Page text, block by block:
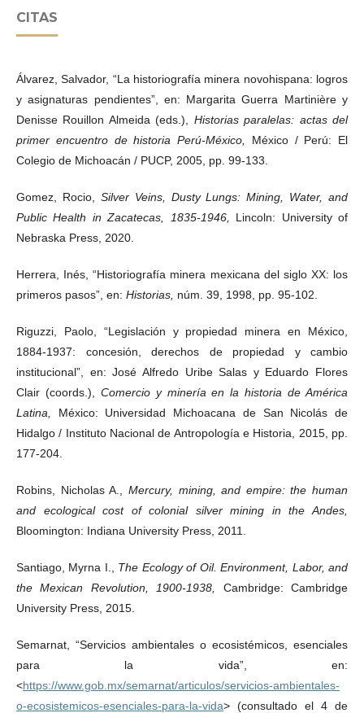
CITAS
Álvarez, Salvador, “La historiografía minera novohispana: logros
y asignaturas pendientes”, en: Margarita Guerra Martinière y
Denisse Rouillon Almeida (eds.), Historias paralelas: actas del
primer encuentro de historia Perú-México, México / Perú: El
Colegio de Michoacán / PUCP, 2005, pp. 99-133.
Gomez, Rocio, Silver Veins, Dusty Lungs: Mining, Water, and
Public Health in Zacatecas, 1835-1946,
Lincoln: University of
Nebraska Press, 2020.
Herrera, Inés, “Historiografía minera mexicana del siglo XX: los
primeros pasos”, en: Historias, núm. 39, 1998, pp. 95-102.
Riguzzi, Paolo, “Legislación y propiedad minera en México,
1884-1937: concesión, derechos de propiedad y cambio
institucional”, en: José Alfredo Uribe Salas y Eduardo Flores
Clair (coords.), Comercio y minería en la historia de América
Latina, México: Universidad Michoacana de San Nicolás de
Hidalgo / Instituto Nacional de Antropología e Historia, 2015, pp.
177-204.
Robins, Nicholas A., Mercury, mining, and empire: the human
and ecological cost of colonial silver mining in the Andes,
Bloomington: Indiana University Press, 2011.
Santiago, Myrna I., The Ecology of Oil. Environment, Labor, and
the Mexican Revolution, 1900-1938, Cambridge: Cambridge
University Press, 2015.
Semarnat, “Servicios ambientales o ecosistémicos, esenciales
para la vida”, en:
<https://www.gob.mx/semarnat/articulos/servicios-ambientales-
o-ecosistemicos-esenciales-para-la-vida> (consultado el 4 de